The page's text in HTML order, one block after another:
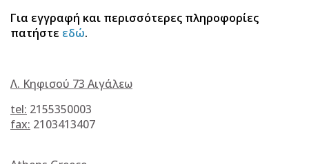
Για εγγραφή και περισσότερες πληροφορίες
πατήστε εδώ.
Λ. Κηφισού 73 Αιγάλεω
tel: 2155350003
fax: 2103413407